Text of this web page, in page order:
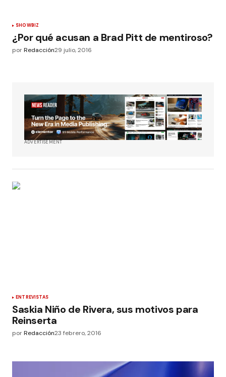
SHOWBIZ
¿Por qué acusan a Brad Pitt de mentiroso?
porRedacción29 julio, 2016
ADVERTISEMENT
ENTREVISTAS
Saskia Niño de Rivera, sus motivos para
Reinserta
porRedacción23 febrero, 2016